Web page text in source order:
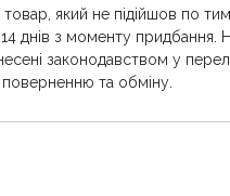
який не підійшов по
днів з моменту придбання.
законодавством у
поверненню та обміну.